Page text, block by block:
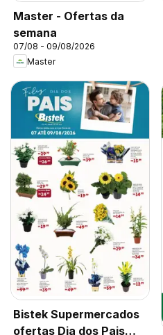
Master - Ofertas da
semana
07/08 - 09/08/2026
Master
Bistek Supermercados
ofertas Dia dos Pais